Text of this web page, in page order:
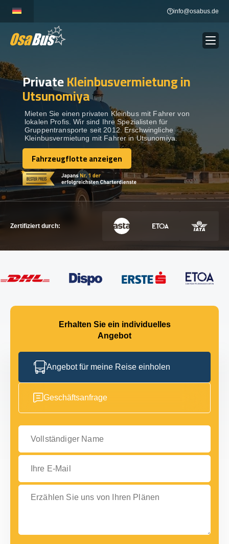
content
info@osabus.de
BUSVERMIETUNG Show dropdown
REISEZIELE
FLOTTE
KONTAKTIEREN SIE UNS
KONTAKTIEREN SIE UNS
PrivateKleinbusvermietung in
Utsunomiya
Mieten Sie einen privaten Kleinbus mit Fahrer von
lokalen Profis. Wir sind Ihre Spezialisten für
Gruppentransporte seit 2012. Erschwingliche
Kleinbusvermietung mit Fahrer in Utsunomiya.
Fahrzeugflotte anzeigen
Fahrzeugflotte anzeigen
Zertifiziert durch:
Erhalten Sie ein individuelles
Angebot
Angebot für meine Reise einholen
Geschäftsanfrage
Vollständiger Name
Ihre E-Mail
Erzählen Sie uns von Ihren Plänen